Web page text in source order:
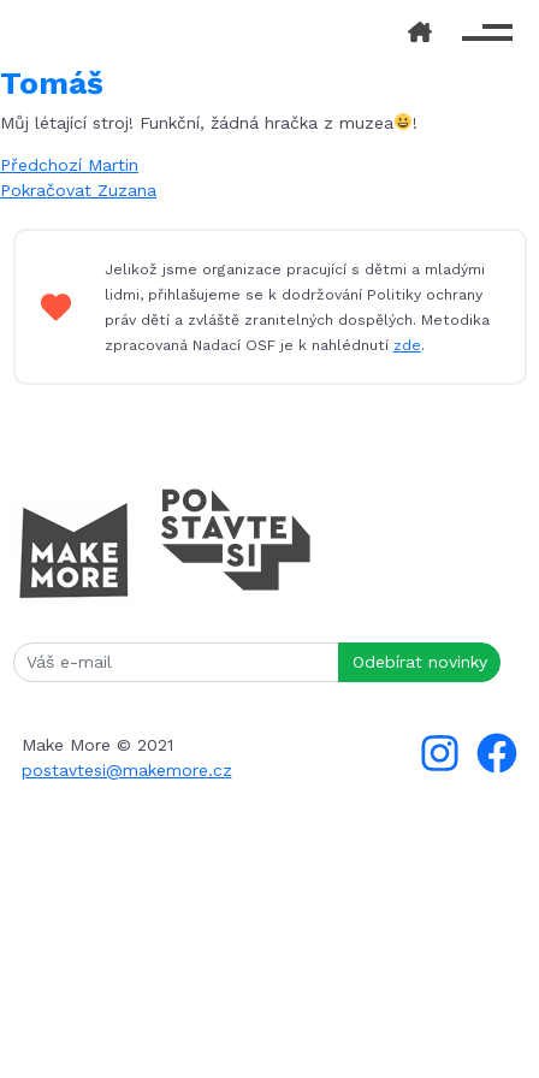
Tomáš
Můj létající stroj! Funkční, žádná hračka z muzea !
Navigace
pro
Předchozí Předchozí
příspěvek:
Martin
Pokračovat Následující
Zuzana
Jelikož jsme organizace pracující s dětmi a mladými
lidmi, přihlašujeme se k dodržování Politiky ochrany
práv dětí a zvláště zranitelných dospělých. Metodika
zpracovaná Nadací OSF je k nahlédnutí zde.
Make More © 2021
postavtesi@makemore.cz